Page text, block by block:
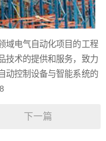
域电气自动化项目的工程
技术的提供和服务，致力
动控制设备与智能系统的
下一篇